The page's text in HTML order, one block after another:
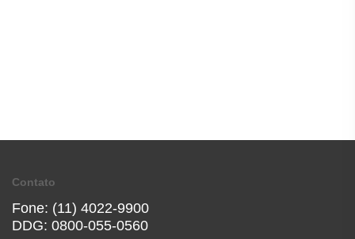
Contato
Fone: (11) 4022-9900
DDG: 0800-055-0560